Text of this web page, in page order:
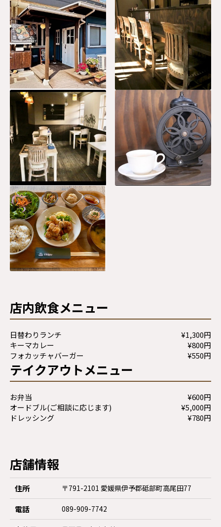
店内飲食メニュー
日替わりランチ
¥1,300円
キーマカレー
¥800円
フォカッチャバーガー
¥550円
テイクアウトメニュー
お弁当
¥600円
オードブル(ご相談に応じます)
¥5,000円
ドレッシング
¥780円
店舗情報
住所 〒791-2101 愛媛県伊予郡砥部町高尾田77
電話 089-909-7742